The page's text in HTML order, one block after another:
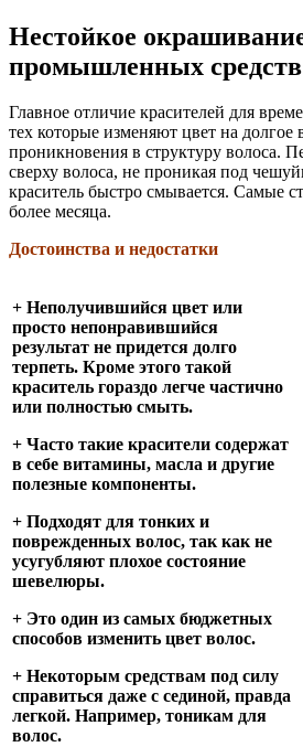
Нестойкое
промышленных средств
Главное отличие красителей для
тех которые изменяют цвет на
проникновения в структуру волоса.
сверху волоса, не проникая под
краситель быстро смывается. Самые
более месяца.
Достоинства и недостатки
+ Неполучившийся цвет или
просто непонравившийся
результат не придется долго
терпеть. Кроме этого такой
краситель гораздо легче частично
или полностью смыть.
+ Часто такие красители содержат
в себе витамины, масла и другие
полезные компоненты.
+ Подходят для тонких и
поврежденных волос, так как не
усугубляют плохое состояние
шевелюры.
+ Это один из самых бюджетных
способов изменить цвет волос.
+ Некоторым средствам под силу
справиться даже с сединой, правда
легкой. Например, тоникам для
волос.